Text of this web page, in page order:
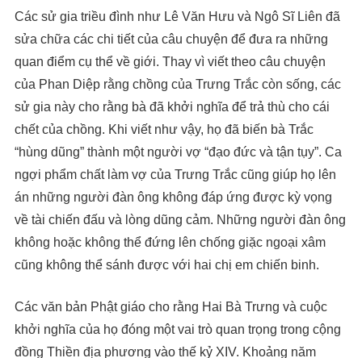
Các sử gia triều đình như Lê Văn Hưu và Ngô Sĩ Liên đã
sửa chữa các chi tiết của câu chuyện để đưa ra những
quan điểm cụ thể về giới. Thay vì viết theo câu chuyện
của Phan Diệp rằng chồng của Trưng Trắc còn sống, các
sử gia này cho rằng bà đã khởi nghĩa để trả thù cho cái
chết của chồng. Khi viết như vậy, họ đã biến bà Trắc
“hùng dũng” thành một người vợ “đạo đức và tận tụy”. Ca
ngợi phẩm chất làm vợ của Trưng Trắc cũng giúp họ lên
án những người đàn ông không đáp ứng được kỳ vọng
về tài chiến đấu và lòng dũng cảm. Những người đàn ông
không hoặc không thể đứng lên chống giặc ngoại xâm
cũng không thể sánh được với hai chị em chiến binh.
Các văn bản Phật giáo cho rằng Hai Bà Trưng và cuộc
khởi nghĩa của họ đóng một vai trò quan trọng trong cộng
đồng Thiền địa phương vào thế kỷ XIV. Khoảng năm